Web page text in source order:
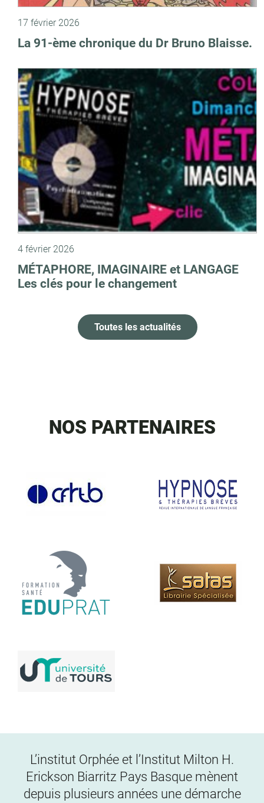
17 février 2026
La 91-ème chronique du Dr Bruno Blaisse.
4 février 2026
MÉTAPHORE, IMAGINAIRE et LANGAGE
Les clés pour le changement
Toutes les actualités
NOS PARTENAIRES
L’institut Orphée et l’Institut Milton H.
Erickson Biarritz Pays Basque mènent
depuis plusieurs années une démarche